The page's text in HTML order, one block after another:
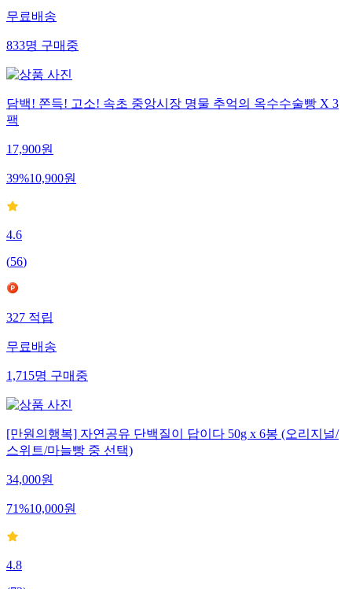
무료배송
833명구매중
담백! 쫀득! 고소! 속초 중앙시장 명물 추억의 옥수수술빵 X 3
팩
17,900원
39%10,900원
4.6
(56)
327적립
무료배송
1,715명구매중
[만원의행복] 자연공유 단백질이 답이다 50g x 6봉 (오리지널/
스위트/마늘빵 중 선택)
34,000원
71%10,000원
4.8